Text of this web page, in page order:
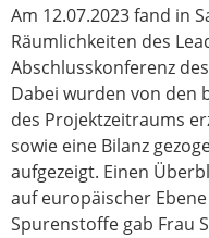
Am 12.07.2023 fand in
Räumlichkeiten des
Abschlusskonferenz
Dabei wurden von den
des Projektzeitraums
sowie eine Bilanz
aufgezeigt. Einen
auf europäischer
Spurenstoffe gab Frau